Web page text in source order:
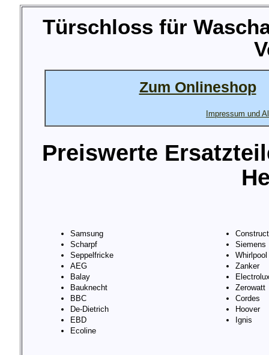
Türschloss für
Zum Onlineshop
Impressum und
Preiswerte
Samsung
Scharpf
Seppelfricke
AEG
Balay
Bauknecht
BBC
De-Dietrich
EBD
Ecoline
Siemens
Whirlpool
Zanker
Zerowatt
Cordes
Hoover
Ignis